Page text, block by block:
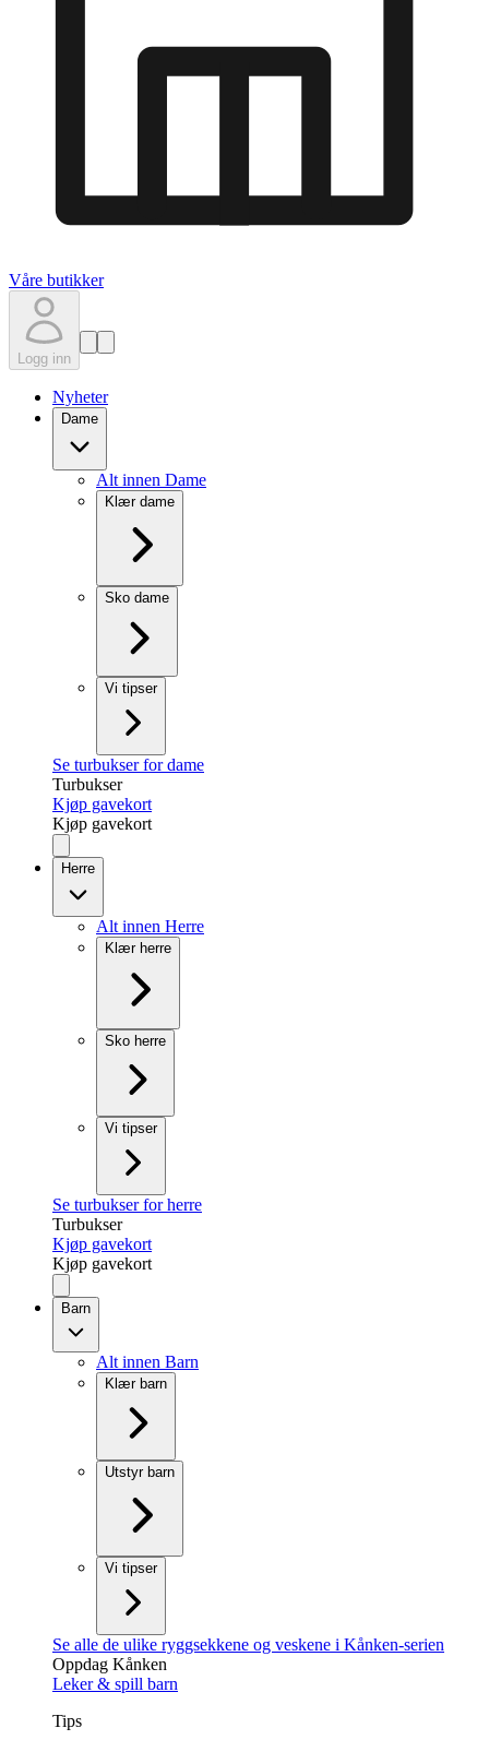
Våre butikker
Logg inn
Nyheter
Dame
Alt innen Dame
Klær dame
Sko dame
Vi tipser
Se turbukser for dame
Turbukser
Kjøp gavekort
Kjøp gavekort
Herre
Alt innen Herre
Klær herre
Sko herre
Vi tipser
Se turbukser for herre
Turbukser
Kjøp gavekort
Kjøp gavekort
Barn
Alt innen Barn
Klær barn
Utstyr barn
Vi tipser
Se alle de ulike ryggsekkene og veskene i Kånken-serien
Oppdag Kånken
Leker & spill barn
Tips